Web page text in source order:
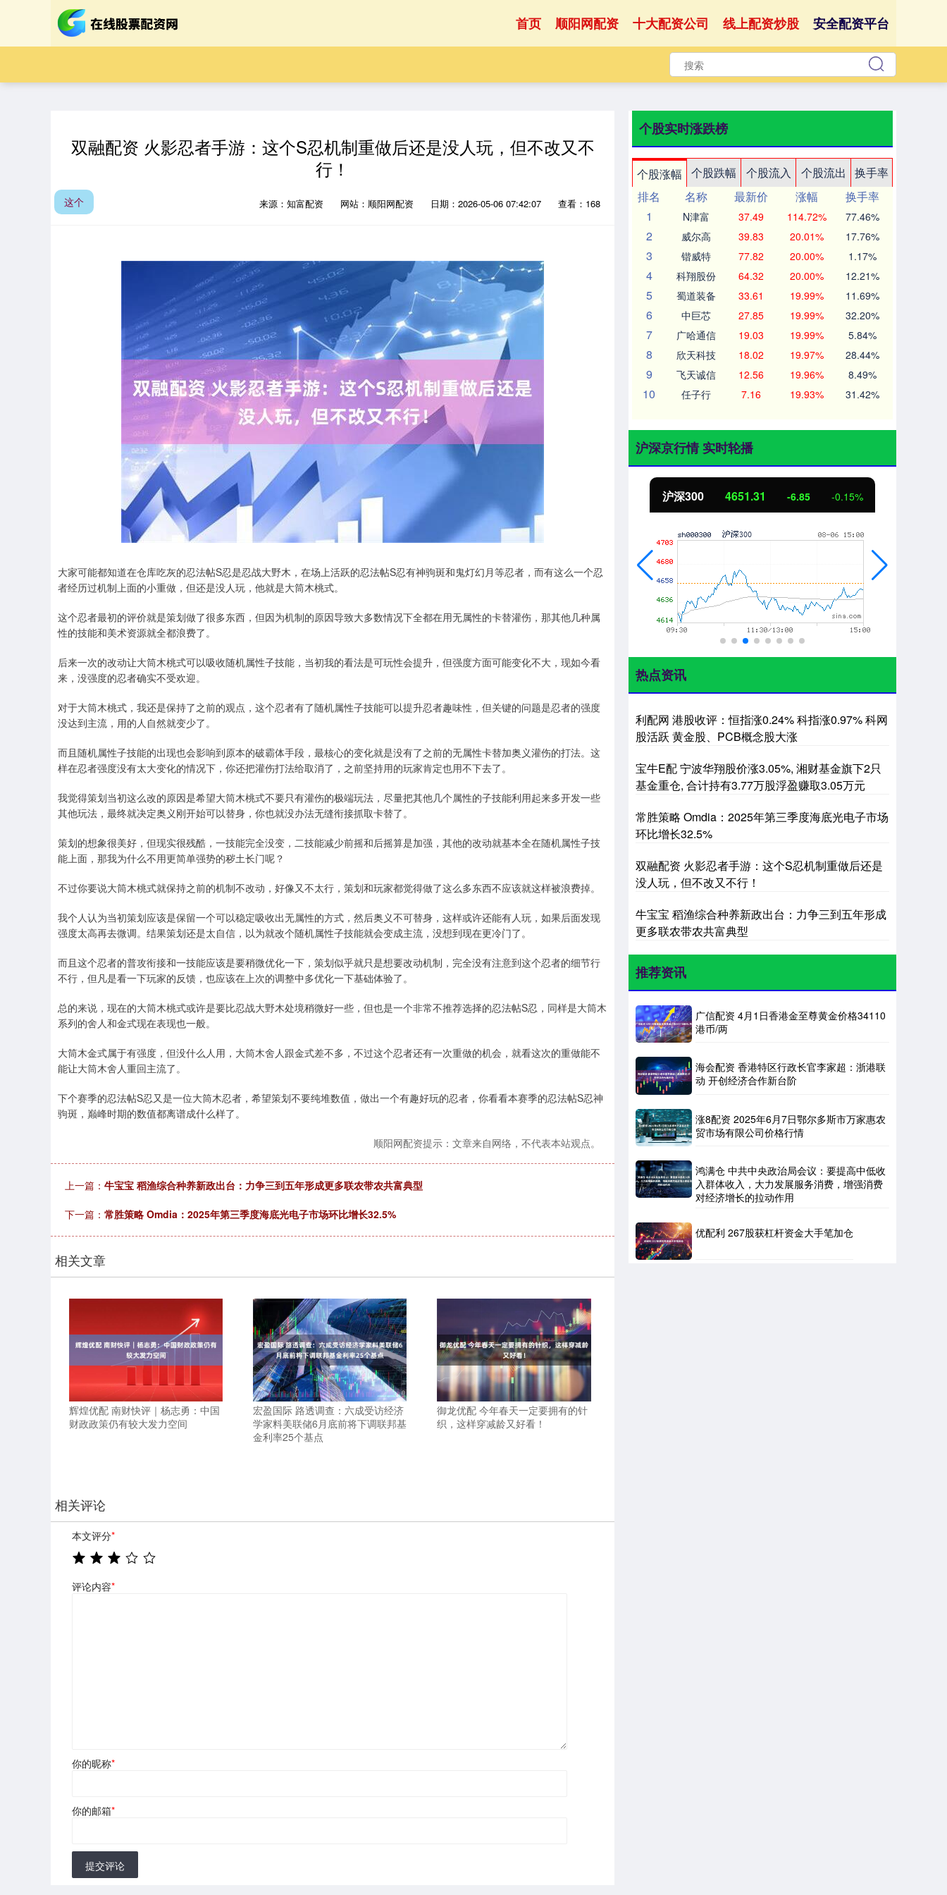
首页 顺阳网配资 十大配资公司 线上配资炒股 安全配资平台
双融配资 火影忍者手游：这个S忍机制重做后还是没人玩，但不改又不
行！
这个 来源：知富配资 网站：顺阳网配资 日期：2026-05-06 07:42:07 查看：168
大家可能都知道在仓库吃灰的忍法帖S忍是忍战大野木，在场上活跃的忍法帖S忍有神驹斑和鬼灯幻月等忍者，而有这么一个忍
者经历过机制上面的小重做，但还是没人玩，他就是大筒木桃式。
这个忍者最初的评价就是策划做了很多东西，但因为机制的原因导致大多数情况下全都在用无属性的卡替灌伤，那其他几种属
性的技能和美术资源就全都浪费了。
后来一次的改动让大筒木桃式可以吸收随机属性子技能，当初我的看法是可玩性会提升，但强度方面可能变化不大，现如今看
来，没强度的忍者确实不受欢迎。
对于大筒木桃式，我还是保持了之前的观点，这个忍者有了随机属性子技能可以提升忍者趣味性，但关键的问题是忍者的强度
没达到主流，用的人自然就变少了。
而且随机属性子技能的出现也会影响到原本的破霸体手段，最核心的变化就是没有了之前的无属性卡替加奥义灌伤的打法。这
样在忍者强度没有太大变化的情况下，你还把灌伤打法给取消了，之前坚持用的玩家肯定也用不下去了。
我觉得策划当初这么改的原因是希望大筒木桃式不要只有灌伤的极端玩法，尽量把其他几个属性的子技能利用起来多开发一些
其他玩法，最终就决定奥义刚开始可以替身，你也就没办法无缝衔接抓取卡替了。
策划的想象很美好，但现实很残酷，一技能完全没变，二技能减少前摇和后摇算是加强，其他的改动就基本全在随机属性子技
能上面，那我为什么不用更简单强势的秽土长门呢？
不过你要说大筒木桃式就保持之前的机制不改动，好像又不太行，策划和玩家都觉得做了这么多东西不应该就这样被浪费掉。
我个人认为当初策划应该是保留一个可以稳定吸收出无属性的方式，然后奥义不可替身，这样或许还能有人玩，如果后面发现
强度太高再去微调。结果策划还是太自信，以为就改个随机属性子技能就会变成主流，没想到现在更冷门了。
而且这个忍者的普攻衔接和一技能应该是要稍微优化一下，策划似乎就只是想要改动机制，完全没有注意到这个忍者的细节行
不行，但凡是看一下玩家的反馈，也应该在上次的调整中多优化一下基础体验了。
总的来说，现在的大筒木桃式或许是要比忍战大野木处境稍微好一些，但也是一个非常不推荐选择的忍法帖S忍，同样是大筒木
系列的舍人和金式现在表现也一般。
大筒木金式属于有强度，但没什么人用，大筒木舍人跟金式差不多，不过这个忍者还有一次重做的机会，就看这次的重做能不
能让大筒木舍人重回主流了。
下个赛季的忍法帖S忍又是一位大筒木忍者，希望策划不要纯堆数值，做出一个有趣好玩的忍者，你看看本赛季的忍法帖S忍神
驹斑，巅峰时期的数值都离谱成什么样了。
顺阳网配资提示：文章来自网络，不代表本站观点。
上一篇： 牛宝宝 稻渔综合种养新政出台：力争三到五年形成更多联农带农共富典型
下一篇： 常胜策略 Omdia：2025年第三季度海底光电子市场环比增长32.5%
相关文章
辉煌优配 南财快评｜杨志勇：中国
财政政策仍有较大发力空间
宏盈国际 路透调查：六成受访经济
学家料美联储6月底前将下调联邦基
金利率25个基点
御龙优配 今年春天一定要拥有的针
织，这样穿减龄又好看！
相关评论
本文评分*
评论内容*
你的昵称*
你的邮箱*
提交评论
个股实时涨跌榜
个股涨幅 个股跌幅 个股流入 个股流出
换手率
排名
名称 最新价 涨幅
换手率
1
N津富 37.49 114.72% 77.46%
2 威尔高 39.83 20.01% 17.76%
3 锴威特 77.82 20.00% 1.17%
4 科翔股份 64.32 20.00% 12.21%
5 蜀道装备 33.61 19.99% 11.69%
6 中巨芯 27.85 19.99% 32.20%
7 广哈通信 19.03 19.99% 5.84%
8 欣天科技 18.02 19.97% 28.44%
9 飞天诚信 12.56 19.96% 8.49%
10 任子行 7.16 19.93% 31.42%
沪深京行情 实时轮播
深证成指 14110.12 -34.08 -0.24% 沪深300 北证50 1122.88 3.42 0.30%
热点资讯
利配网 港股收评：恒指涨0.24% 科指涨0.97% 科网
股活跃 黄金股、PCB概念股大涨
宝牛E配 宁波华翔股价涨3.05%, 湘财基金旗下2只
基金重仓, 合计持有3.77万股浮盈赚取3.05万元
常胜策略 Omdia：2025年第三季度海底光电子市场
环比增长32.5%
双融配资 火影忍者手游：这个S忍机制重做后还是
没人玩，但不改又不行！
牛宝宝 稻渔综合种养新政出台：力争三到五年形成
更多联农带农共富典型
推荐资讯
广信配资 4月1日香港金至尊黄金价格34110
港币/两
海会配资 香港特区行政长官李家超：浙港联
动 开创经济合作新台阶
涨8配资 2025年6月7日鄂尔多斯市万家惠农
贸市场有限公司价格行情
鸿满仓 中共中央政治局会议：要提高中低收
入群体收入，大力发展服务消费，增强消费
对经济增长的拉动作用
优配利 267股获杠杆资金大手笔加仓